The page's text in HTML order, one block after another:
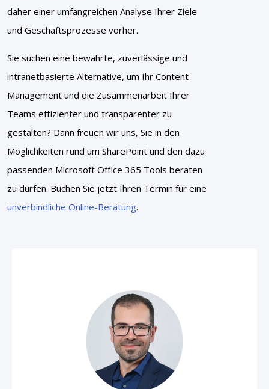
daher einer umfangreichen Analyse Ihrer Ziele
und Geschäftsprozesse vorher.
Sie suchen eine bewährte, zuverlässige und
intranetbasierte Alternative, um Ihr Content
Management und die Zusammenarbeit Ihrer
Teams effizienter und transparenter zu
gestalten? Dann freuen wir uns, Sie in den
Möglichkeiten rund um SharePoint und den dazu
passenden Microsoft Office 365 Tools beraten
zu dürfen. Buchen Sie jetzt Ihren Termin für eine
unverbindliche Online-Beratung.